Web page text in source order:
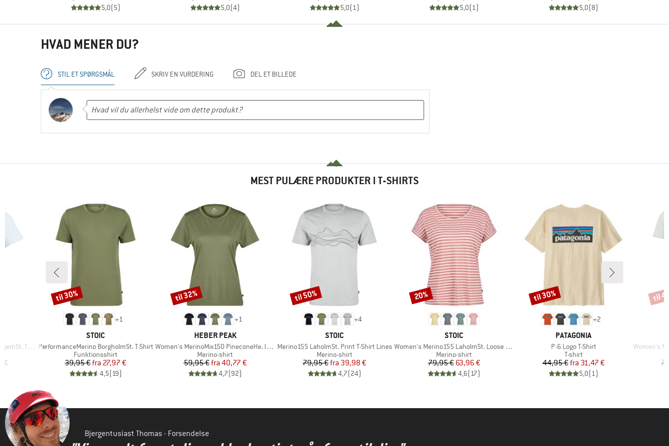
5,0(5) 5,0(4) 5,0(1) 5,0(1) 5,0(8)
HVAD MENER DU?
STIL ET SPØRGSMÅL SKRIV EN VURDERING DEL ET BILLEDE
MEST PULÆRE PRODUKTER I T-SHIRTS
T-Shirt
€
+1
MÆRKE
STOIC
Artikel
PerformanceMerino BorgholmSt. T-Shirt
Produktgruppe
Funktionsshirt
Pris
39,95 € Nedsat pris
fra 27,97 €
4,5(19)
Rabat
til 30%
+1
MÆRKE
HEBER PEAK
Artikel
Women's MerinoMix150 PineconeHe. II T-Shirt
Produktgruppe
Merino-shirt
Pris
59,95 € Nedsat pris
fra 40,77 €
4,7(92)
Rabat
til 32%
+4
MÆRKE
STOIC
Artikel
Merino155 LaholmSt. Print T-Shirt Lines
Produktgruppe
Merino-shirt
Pris
79,95 € Nedsat pris
fra 39,98 €
4,7(24)
Rabat
til 50%
MÆRKE
STOIC
Artikel
Women's Merino155 LaholmSt. Loose Shirt Striped
Produktgruppe
Merino-shirt
Pris
79,95 €Nedsat pris
63,96 €
4,6(17)
Rabat
20%
+2
MÆRKE
PATAGONIA
Artikel
P-6 Logo T-Shirt
Produktgruppe
T-shirt
Pris
44,95 € Nedsat pris
fra 31,47 €
5,0(1)
Rabat
til 30%
Artikel
Women's
Rabat
til
Bjergentusiast Thomas - Forsendelse